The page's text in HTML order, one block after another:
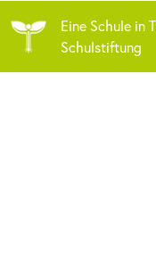
Eine Schule in
Schulstiftung